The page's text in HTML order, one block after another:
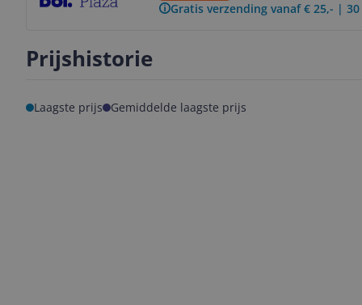
Gratis verzending vanaf € 25,- |
Prijshistorie
Laagste prijs Gemiddelde laagste prijs